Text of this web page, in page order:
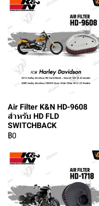
Air Filter K&N HD-9608
สำหรับ HD FLD
SWITCHBACK
฿0